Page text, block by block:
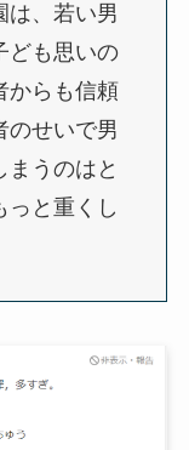
は、若い男
ども思いの
からも信頼
のせいで男
うのはと
っと重くし